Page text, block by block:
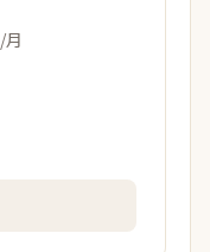
/月